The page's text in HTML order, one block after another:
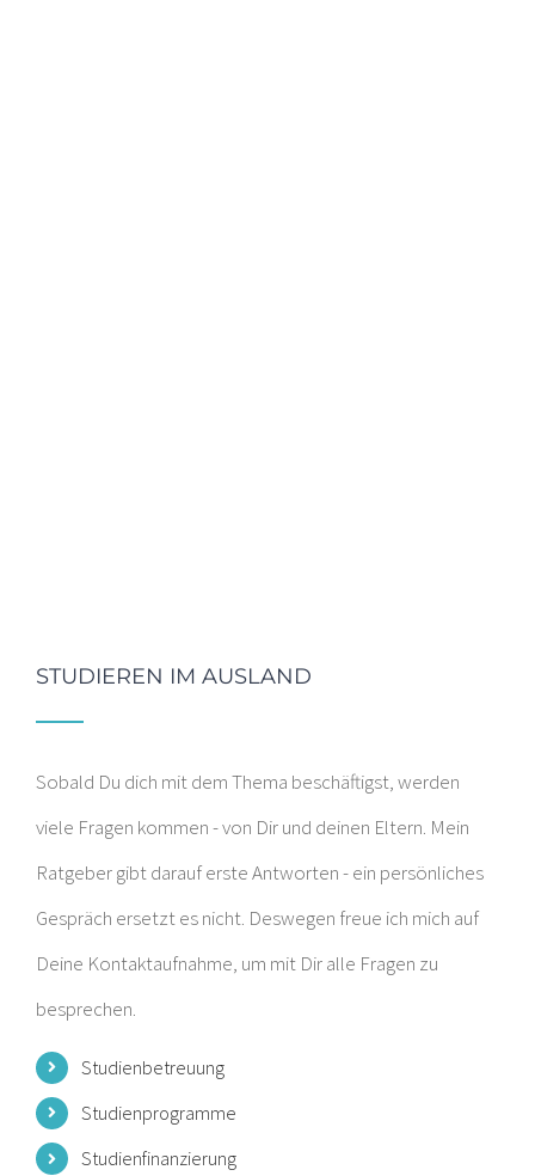
STUDIEREN IM AUSLAND
Sobald Du dich mit dem Thema beschäftigst, werden
viele Fragen kommen - von Dir und deinen Eltern. Mein
Ratgeber gibt darauf erste Antworten - ein persönliches
Gespräch ersetzt es nicht. Deswegen freue ich mich auf
Deine Kontaktaufnahme, um mit Dir alle Fragen zu
besprechen.
Studienbetreuung
Studienprogramme
Studienfinanzierung